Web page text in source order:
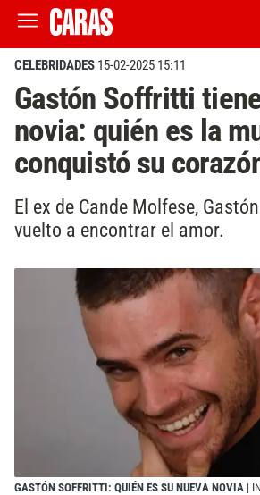
CELEBRIDADES 15-02-2025 15:11
Gastón Soffritti
novia: quién es la
conquistó su
El ex de Cande Molfese,
vuelto a encontrar el amor.
GASTÓN SOFFRITTI: QUIÉN ES SU NUEVA NOVIA |